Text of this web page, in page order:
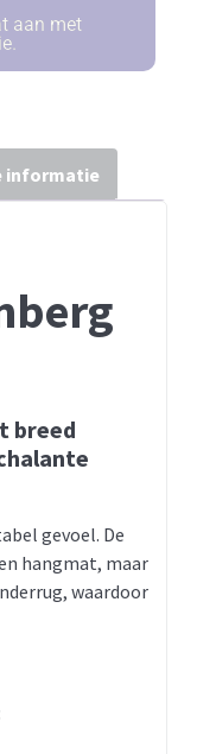
aan met
informatie
breed
gevoel. De
hangmat, maar
waardoor